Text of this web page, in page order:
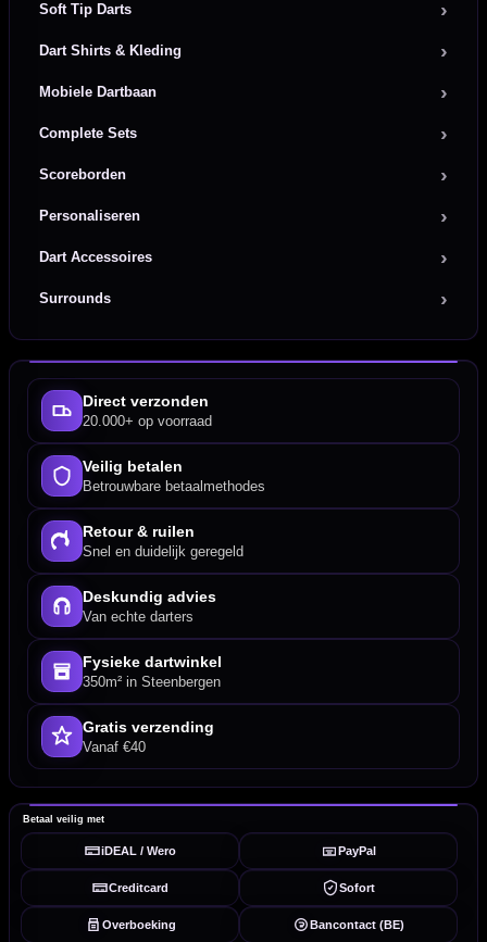
Soft Tip Darts
Dart Shirts & Kleding
Mobiele Dartbaan
Complete Sets
Scoreborden
Personaliseren
Dart Accessoires
Surrounds
Direct verzonden
20.000+ op voorraad
Veilig betalen
Betrouwbare betaalmethodes
Retour & ruilen
Snel en duidelijk geregeld
Deskundig advies
Van echte darters
Fysieke dartwinkel
350m² in Steenbergen
Gratis verzending
Vanaf €40
Betaal veilig met
iDEAL / Wero PayPal
Creditcard Sofort
Overboeking Bancontact (BE)